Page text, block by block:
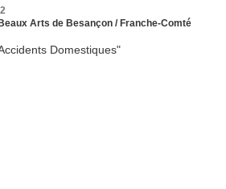
Arts de Besançon / Franche-Comté